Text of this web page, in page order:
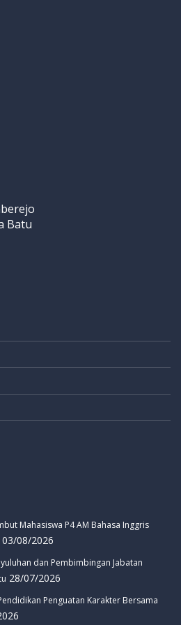
Batu
Mahasiswa P4 AM Bahasa Inggris
03/08/2026
dan Pembimbingan Jabatan
28/07/2026
Penguatan Karakter Bersama